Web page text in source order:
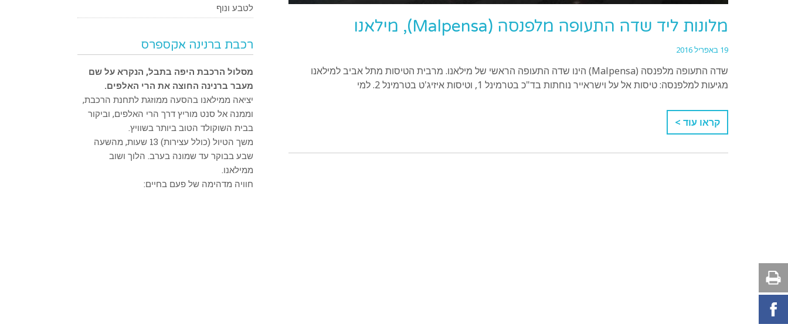
מלונות ליד שדה התעופה מלפנסה (Malpensa), מילאנו
19 באפריל 2016
שדה התעופה מלפנסה (Malpensa) הינו שדה התעופה הראשי של מילאנו. מרבית הטיסות מתל אביב למילאנו
מגיעות למלפנסה: טיסות אל על וישראייר נוחתות בד"כ בטרמינל 1, וטיסות איזיג'ט בטרמינל 2. למי
קראו עוד >
לטבע ונוף
רכבת ברנינה אקספרס
מסלול הרכבת היפה בתבל, הנקרא על שם
מעבר ברנינה החוצה את הרי האלפים.
יציאה ממילאנו בהסעה ממוזגת לתחנת הרכבת,
וממנה אל סנט מוריץ דרך הרי האלפים, וביקור
בבית השוקולד הטוב ביותר בשוויץ.
משך הטיול (כולל עצירות) 13 שעות, מהשעה
שבע בבוקר עד שמונה בערב. הלוך ושוב
ממילאנו.
חוויה מדהימה של פעם בחיים: